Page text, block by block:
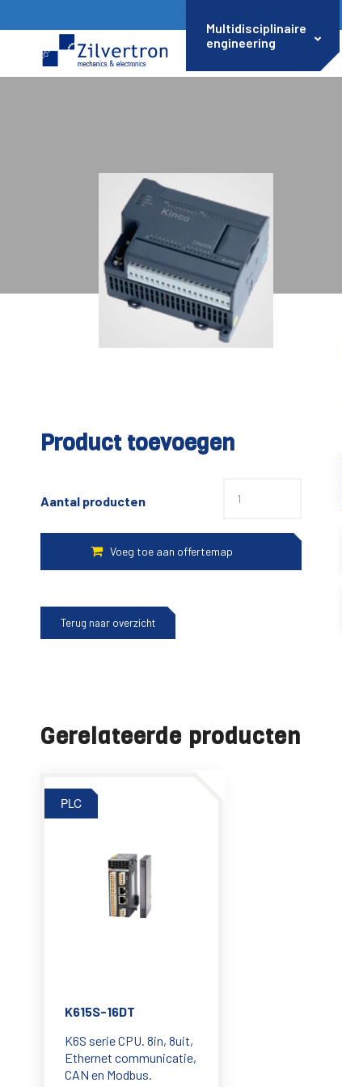
Multidisciplinaire
engineering
Product toevoegen
Aantal producten
Terug naar overzicht
Gerelateerde producten
PLC
K615S-16DT
K6S serie CPU. 8in, 8uit,
Ethernet communicatie,
CAN en Modbus.